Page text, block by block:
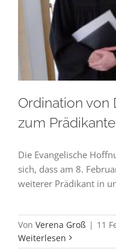
Ordination von
zum
Die Evangelische
sich, dass am 8.
weiterer Prädikant in
Von Verena Groß | 11
Weiterlesen